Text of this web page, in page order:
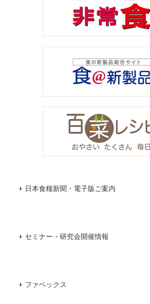
日本食糧新聞・電子版ご案内
セミナー・研究会開催情報
ファベックス